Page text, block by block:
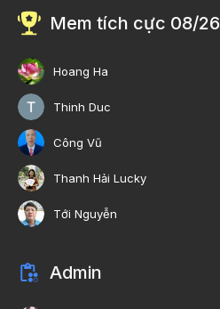
Mem tích cực 08/26
Hoang Ha
Thinh Duc
Công Vũ
Thanh Hải Lucky
Tới Nguyễn
Admin